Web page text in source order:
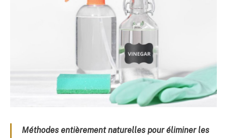
Méthodes entièrement naturelles pour éliminer les